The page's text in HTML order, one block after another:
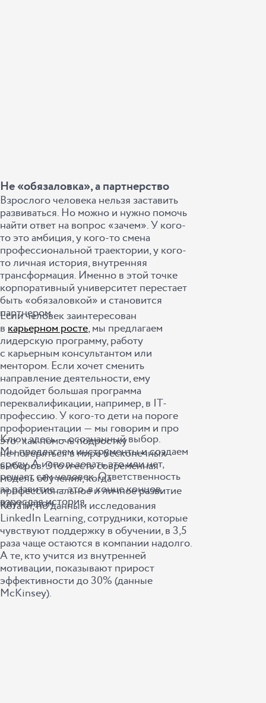
Не «обязаловка», а партнерство
Взрослого человека нельзя заставить
развиваться. Но можно и нужно помочь
найти ответ на вопрос «зачем». У кого-
то это амбиция, у кого-то смена
профессиональной траектории, у кого-
то личная история, внутренняя
трансформация. Именно в этой точке
корпоративный университет перестает
быть «обязаловкой» и становится
партнером.
Если человек заинтересован
в карьерном росте, мы предлагаем
лидерскую программу, работу
с карьерным консультантом или
ментором. Если хочет сменить
направление деятельности, ему
подойдет большая программа
переквалификации, например, в IT-
профессию. У кого-то дети на пороге
профориентации ― мы говорим и про
это: как помочь подростку
не потеряться в мире бесконечных
выборов. Это и есть современная
модель обучения, когда
профессиональное и личное развитие
идут рядом.
Ключ здесь ― осознанный выбор.
Мы предлагаем инструменты и создаем
среду. А использовать это или нет,
решает сам человек. Ответственность
за развитие ― это, в конце концов,
взрослая история.
Кстати, по данным исследования
LinkedIn Learning, сотрудники, которые
чувствуют поддержку в обучении, в 3,5
раза чаще остаются в компании надолго.
А те, кто учится из внутренней
мотивации, показывают прирост
эффективности до 30% (данные
McKinsey).